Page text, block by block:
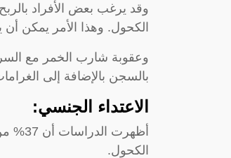
وقد يرغب بعض الأفراد
الكحول. وهذا الأمر يمكن
وعقوبة شارب الخمر مع
بالسجن بالإضافة إلى
الاعتداء الجنسي:
الكحول.